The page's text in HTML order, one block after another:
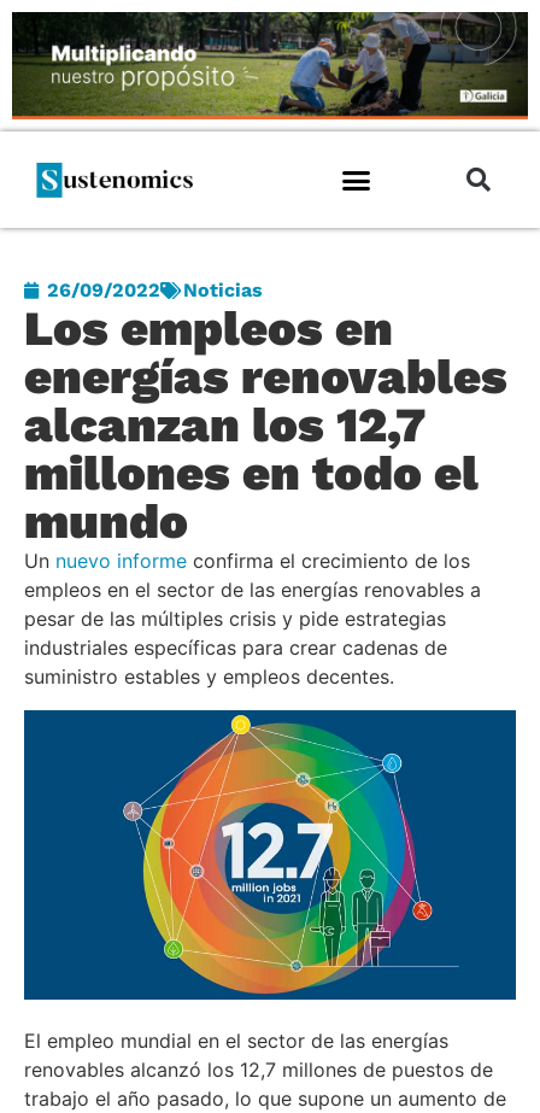
26/09/2022 Noticias
Los empleos en
energías renovables
alcanzan los 12,7
millones en todo el
mundo
Un nuevo informe confirma el crecimiento de los
empleos en el sector de las energías renovables a
pesar de las múltiples crisis y pide estrategias
industriales específicas para crear cadenas de
suministro estables y empleos decentes.
El empleo mundial en el sector de las energías
renovables alcanzó los 12,7 millones de puestos de
trabajo el año pasado, lo que supone un aumento de